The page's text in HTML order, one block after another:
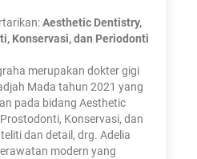
Aesthetic Dentistry,
Konservasi, dan Periodonti
merupakan dokter gigi
Mada tahun 2021 yang
pada bidang Aesthetic
Konservasi, dan
dan detail, drg. Adelia
modern yang